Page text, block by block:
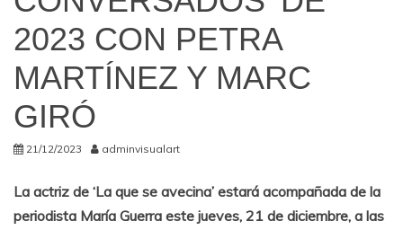
2023 CON PETRA
MARTÍNEZ Y MARC
GIRÓ
21/12/2023 adminvisualart
La actriz de ‘La que se avecina’ estará acompañada de la
periodista María Guerra este jueves, 21 de diciembre, a las